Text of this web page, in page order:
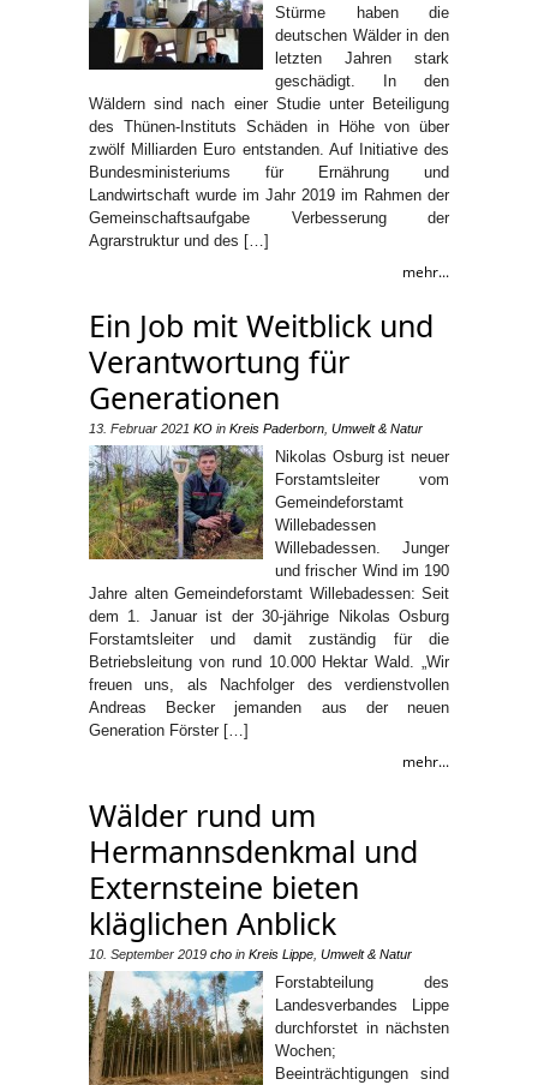
Stürme haben die
deutschen Wälder in den
letzten Jahren stark
geschädigt. In den
Wäldern sind nach einer Studie unter Beteiligung
des Thünen-Instituts Schäden in Höhe von über
zwölf Milliarden Euro entstanden. Auf Initiative des
Bundesministeriums für Ernährung und
Landwirtschaft wurde im Jahr 2019 im Rahmen der
Gemeinschaftsaufgabe Verbesserung der
Agrarstruktur und des […]
mehr...
Ein Job mit Weitblick und
Verantwortung für
Generationen
13. Februar 2021 KO in Kreis Paderborn Umwelt & Natur
Nikolas Osburg ist neuer
Forstamtsleiter vom
Gemeindeforstamt
Willebadessen
Willebadessen. Junger
und frischer Wind im 190
Jahre alten Gemeindeforstamt Willebadessen: Seit
dem 1. Januar ist der 30-jährige Nikolas Osburg
Forstamtsleiter und damit zuständig für die
Betriebsleitung von rund 10.000 Hektar Wald. „Wir
freuen uns, als Nachfolger des verdienstvollen
Andreas Becker jemanden aus der neuen
Generation Förster […]
mehr...
Wälder rund um
Hermannsdenkmal und
Externsteine bieten
kläglichen Anblick
10. September 2019 cho in Kreis Lippe Umwelt & Natur
Forstabteilung des
Landesverbandes Lippe
durchforstet in nächsten
Wochen;
Beeinträchtigungen sind